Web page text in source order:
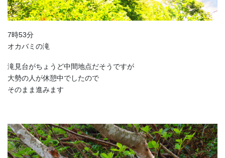
7時53分
オカバミの滝
滝見台がちょうど中間地点だそうですが
大勢の人が休憩中でしたので
そのまま進みます